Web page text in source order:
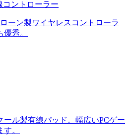
コントローラー
ーン製ワイヤレスコントローラ
秀。
ール製有線パッド。幅広いPCゲー
。